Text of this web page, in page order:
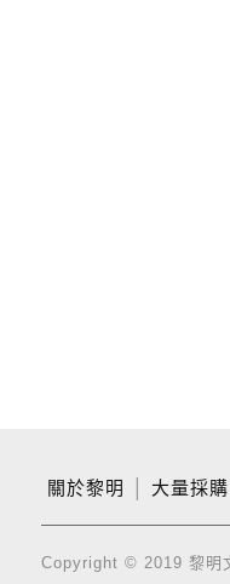
關於黎明 大量採購
Copyright © 2019 黎明